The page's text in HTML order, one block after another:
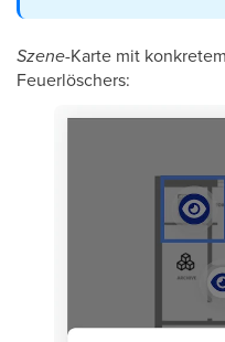
Szene-Karte mit
Feuerlöschers: